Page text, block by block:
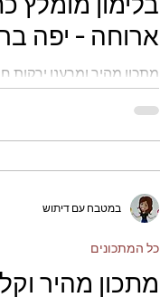
ארוחה - יפה
מתכון מהיר ומרענן ירקות
לכל ארוחה - יפה ברקו וקס
מתכון מהיר
כל המתכונים
במטבח עם דיתוש